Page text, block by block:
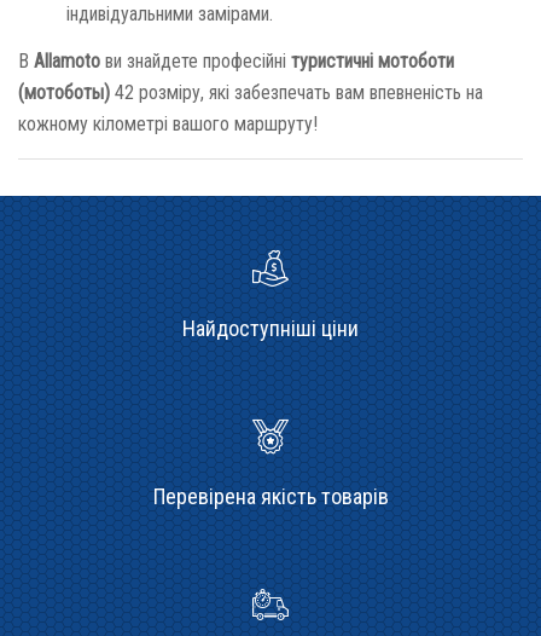
індивідуальними замірами.
В Allamoto ви знайдете професійні туристичні мотоботи
(мотоботы) 42 розміру, які забезпечать вам впевненість на
кожному кілометрі вашого маршруту!
Найдоступніші ціни
Перевірена якість товарів